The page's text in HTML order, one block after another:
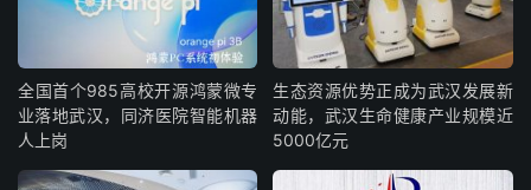
全国首个985高校开源鸿蒙微专
业落地武汉，同济医院智能机器
人上岗
生态资源优势正成为武汉发展新
动能，武汉生命健康产业规模近
5000亿元